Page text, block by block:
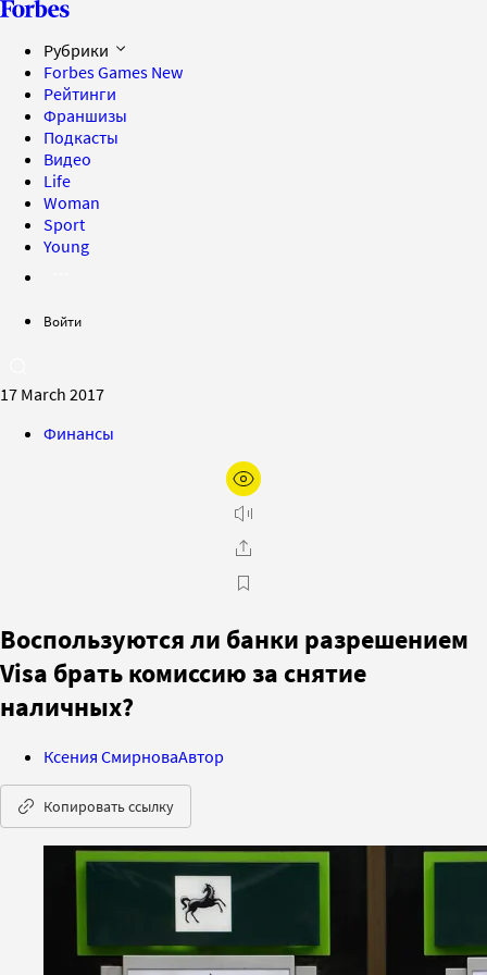
Рубрики
Forbes Games New
Рейтинги
Франшизы
Подкасты
Видео
Life
Woman
Sport
Young
Войти
17 March 2017
Финансы
Воспользуются ли банки разрешением
Visa брать комиссию за снятие
наличных?
Ксения СмирноваАвтор
Копировать ссылку